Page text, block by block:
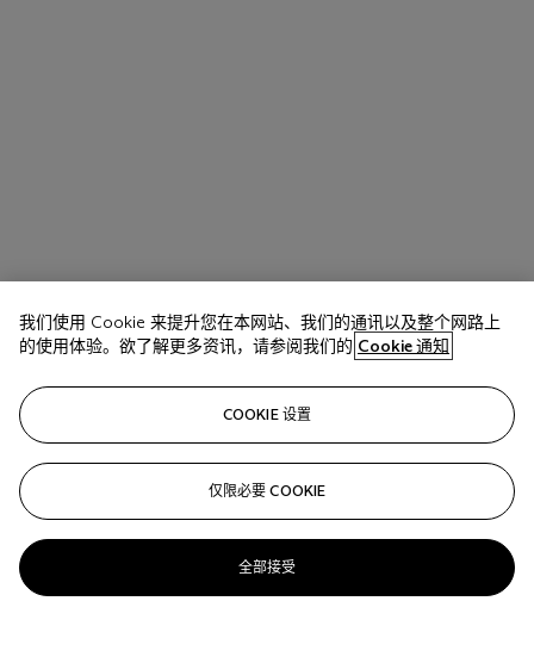
我们使用 Cookie 来提升您在本网站、我们的通讯以及整个网路上
的使用体验。欲了解更多资讯，请参阅我们的 Cookie 通知
COOKIE 设置
仅限必要 COOKIE
全部接受